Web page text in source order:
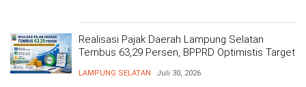
Realisasi Pajak Daerah Lampung Selatan
Tembus 63,29 Persen, BPPRD Optimistis Target
LAMPUNG SELATAN Juli 30, 2026